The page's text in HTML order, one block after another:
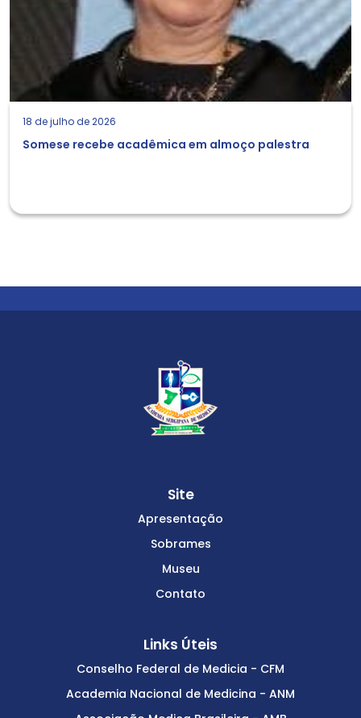
18 de julho de 2026
Somese recebe acadêmica em almoço palestra
Site
Apresentação
Sobrames
Museu
Contato
Links Úteis
Conselho Federal de Medicia - CFM
Academia Nacional de Medicina - ANM